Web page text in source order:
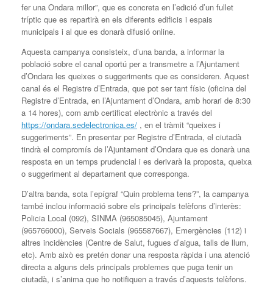
fer una Ondara millor”, que es concreta en l’edició d’un fullet
tríptic que es repartirà en els diferents edificis i espais
municipals i al que es donarà difusió online.
Aquesta campanya consisteix, d’una banda, a informar la
població sobre el canal oportú per a transmetre a l’Ajuntament
d’Ondara les queixes o suggeriments que es consideren. Aquest
canal és el Registre d’Entrada, que pot ser tant físic (oficina del
Registre d’Entrada, en l’Ajuntament d’Ondara, amb horari de 8:30
a 14 hores), com amb certificat electrònic a través del
https://ondara.sedelectronica.es/ , en el tràmit “queixes i
suggeriments”. En presentar per Registre d’Entrada, el ciutadà
tindrà el compromís de l’Ajuntament d’Ondara que es donarà una
resposta en un temps prudencial i es derivarà la proposta, queixa
o suggeriment al departament que corresponga.
D’altra banda, sota l’epígraf “Quin problema tens?”, la campanya
també inclou informació sobre els principals telèfons d’interès:
Policia Local (092), SINMA (965085045), Ajuntament
(965766000), Serveis Socials (965587667), Emergències (112) i
altres incidències (Centre de Salut, fugues d’aigua, talls de llum,
etc). Amb això es pretén donar una resposta ràpida i una atenció
directa a alguns dels principals problemes que puga tenir un
ciutadà, i s’anima que ho notifiquen a través d’aquests telèfons.